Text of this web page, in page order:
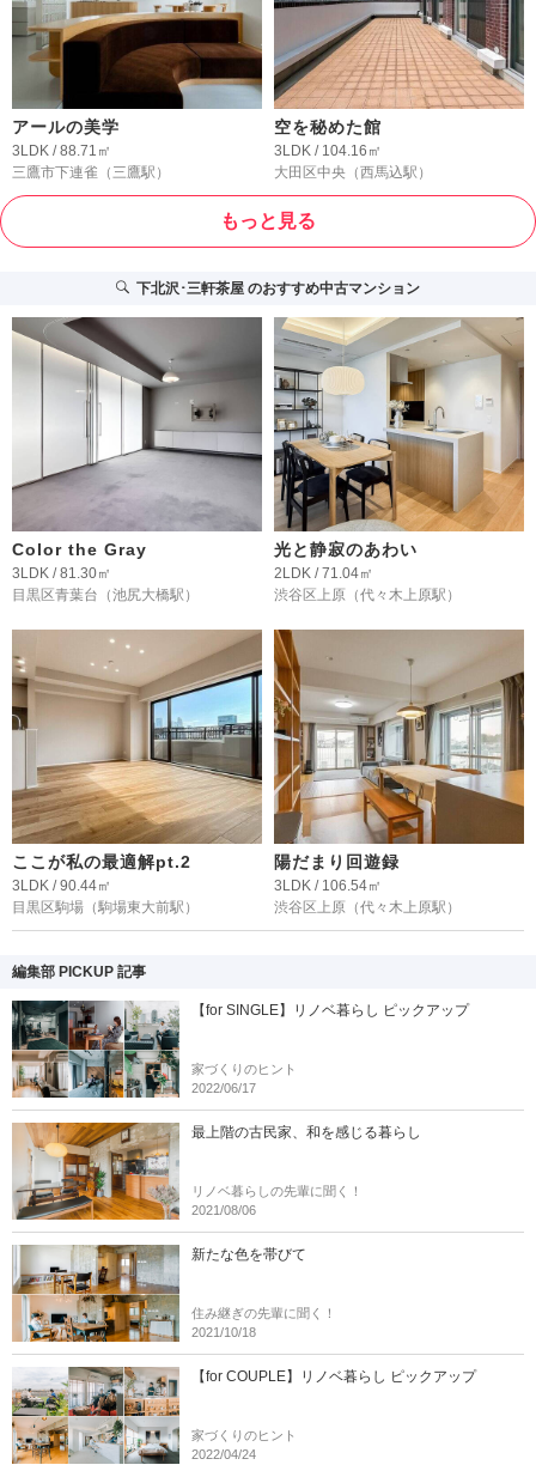
アールの美学
3LDK / 88.71㎡
三鷹市下連雀 （三鷹駅）
空を秘めた館
3LDK / 104.16㎡
大田区中央 （西馬込駅）
もっと見る
下北沢･三軒茶屋のおすすめ中古マンション
Color the Gray
3LDK / 81.30㎡
目黒区青葉台 （池尻大橋駅）
光と静寂のあわい
2LDK / 71.04㎡
渋谷区上原 （代々木上原駅）
ここが私の最適解pt.2
3LDK / 90.44㎡
目黒区駒場 （駒場東大前駅）
陽だまり回遊録
3LDK / 106.54㎡
渋谷区上原 （代々木上原駅）
編集部 PICKUP 記事
【for SINGLE】リノベ暮らし ピックアップ
家づくりのヒント
2022/06/17
最上階の古民家、和を感じる暮らし
リノベ暮らしの先輩に聞く！
2021/08/06
新たな色を帯びて
住み継ぎの先輩に聞く！
2021/10/18
【for COUPLE】リノベ暮らし ピックアップ
家づくりのヒント
2022/04/24